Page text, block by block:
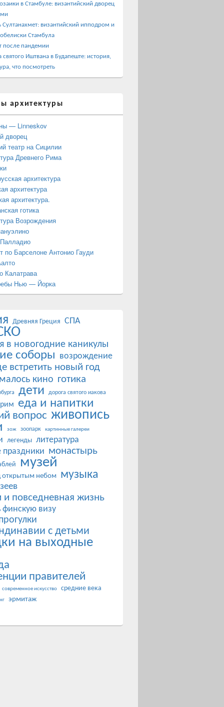
легенды о рыцаре Лебедя.
в Стамбуле: византийский дворец
Султанахмет: византийский ипподром и
Стамбула
после пандемии
святого Иштвана в Будапеште: история,
что посмотреть
архитектуры
— Linneskov
дворец
театр на Сицилии
Древнего Рима
архитектура
архитектура
архитектура.
готика
Возрождения
по Барселоне Антонио Гауди
Калатрава
Нью — Йорка
Древняя Греция СПА
в новогодние каникулы
соборы возрождение
встретить новый год
кино готика
дети дорога святого иакова
еда и напитки
вопрос живопись
зож зоопарк картинные галереи
легенды литература
праздники монастырь
музей
открытым небом музыка
и повседневная жизнь
финскую визу
с детьми
на выходные
правителей
современное искусство средние века
эрмитаж